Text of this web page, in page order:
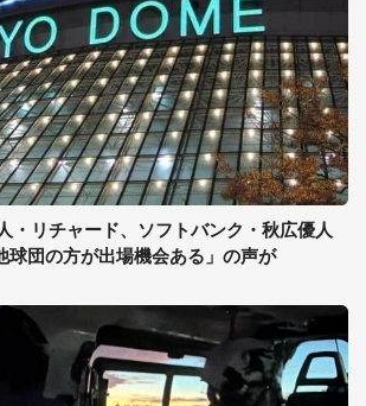
・リチャード、ソフトバンク・秋広優人
球団の方が出場機会ある」の声が